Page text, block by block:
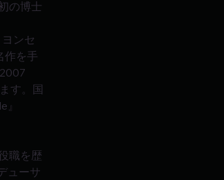
の博士
ンセ
作を手
2007
す。国
職を歴
ューサ